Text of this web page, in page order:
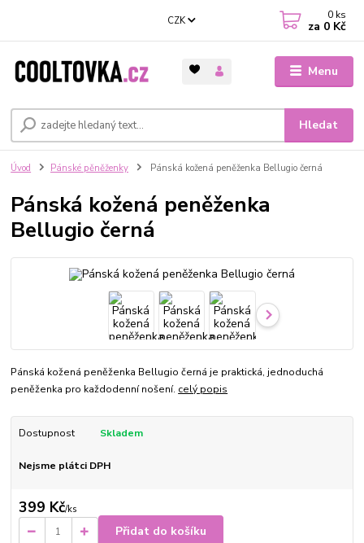
Menu
CZK
Hledat
0 ks
za 0 Kč
Úvod Pánské pěněženky Pánská kožená peněženka Bellugio černá
Pánská kožená peněženka
Bellugio černá
Pánská kožená peněženka Bellugio černá je praktická, jednoduchá
peněženka pro každodenní nošení. celý popis
Dostupnost Skladem
Nejsme plátci DPH
399 Kč/ks
Přidat do košíku